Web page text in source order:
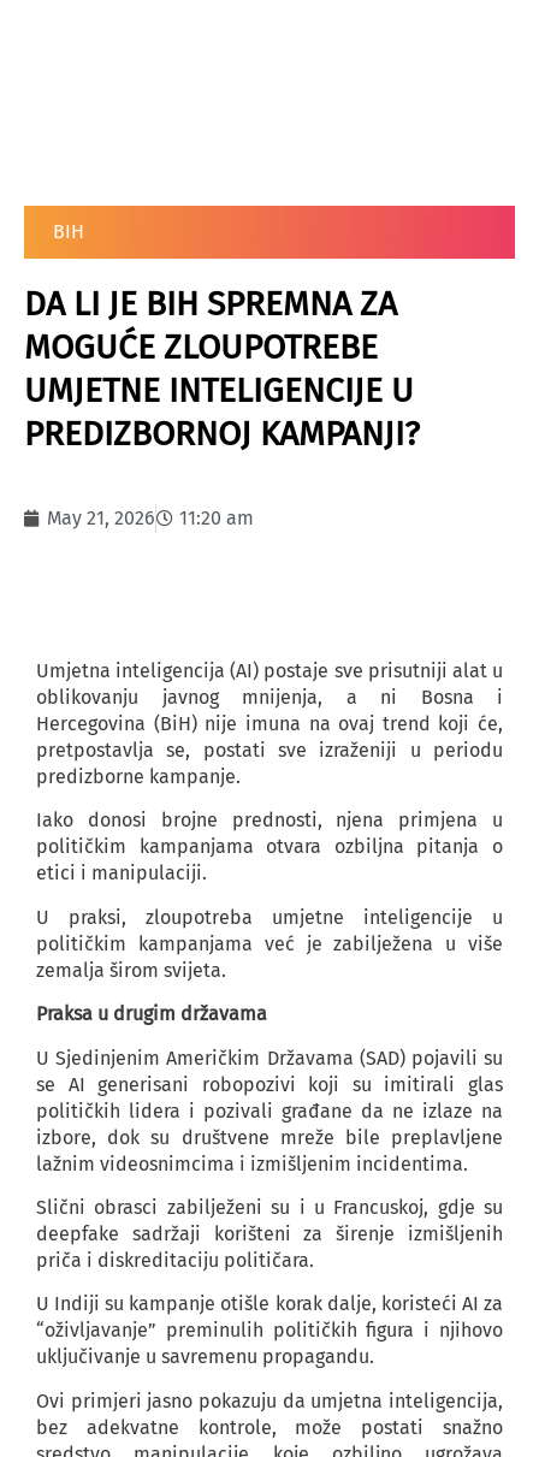
BIH
DA LI JE BIH SPREMNA ZA
MOGUĆE ZLOUPOTREBE
UMJETNE INTELIGENCIJE U
PREDIZBORNOJ KAMPANJI?
May 21, 2026 11:20 am
Umjetna inteligencija (AI) postaje sve prisutniji alat u
oblikovanju javnog mnijenja, a ni Bosna i
Hercegovina (BiH) nije imuna na ovaj trend koji će,
pretpostavlja se, postati sve izraženiji u periodu
predizborne kampanje.
Iako donosi brojne prednosti, njena primjena u
političkim kampanjama otvara ozbiljna pitanja o
etici i manipulaciji.
U praksi, zloupotreba umjetne inteligencije u
političkim kampanjama već je zabilježena u više
zemalja širom svijeta.
Praksa u drugim državama
U Sjedinjenim Američkim Državama (SAD) pojavili su
se AI generisani robopozivi koji su imitirali glas
političkih lidera i pozivali građane da ne izlaze na
izbore, dok su društvene mreže bile preplavljene
lažnim videosnimcima i izmišljenim incidentima.
Slični obrasci zabilježeni su i u Francuskoj, gdje su
deepfake sadržaji korišteni za širenje izmišljenih
priča i diskreditaciju političara.
U Indiji su kampanje otišle korak dalje, koristeći AI za
“oživljavanje” preminulih političkih figura i njihovo
uključivanje u savremenu propagandu.
Ovi primjeri jasno pokazuju da umjetna inteligencija,
bez adekvatne kontrole, može postati snažno